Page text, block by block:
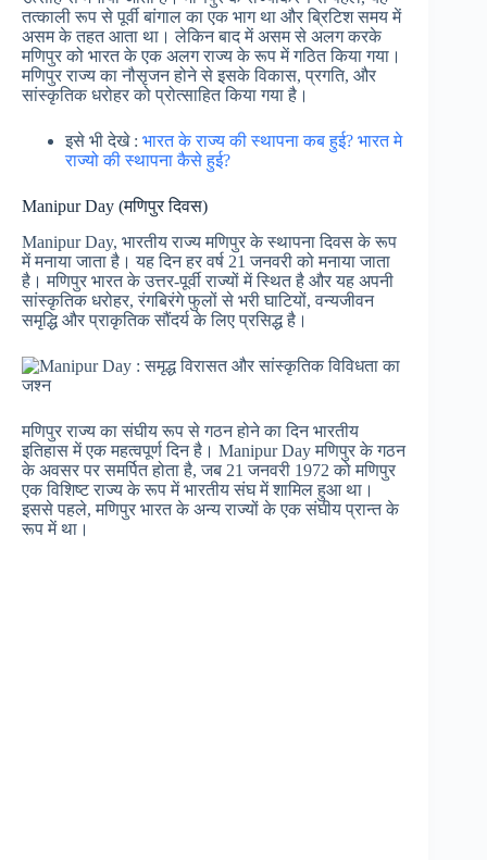
तत्काली रूप से पूर्वी बांगाल का एक भाग था और ब्रिटिश समय में
असम के तहत आता था। लेकिन बाद में असम से अलग करके
मणिपुर को भारत के एक अलग राज्य के रूप में गठित किया गया।
मणिपुर राज्य का नौसृजन होने से इसके विकास, प्रगति, और
सांस्कृतिक धरोहर को प्रोत्साहित किया गया है।
इसे भी देखे : भारत के राज्य की स्थापना कब हुई? भारत मे
राज्यो की स्थापना कैसे हुई?
Manipur Day (मणिपुर दिवस)
Manipur Day, भारतीय राज्य मणिपुर के स्थापना दिवस के रूप
में मनाया जाता है। यह दिन हर वर्ष 21 जनवरी को मनाया जाता
है। मणिपुर भारत के उत्तर-पूर्वी राज्यों में स्थित है और यह अपनी
सांस्कृतिक धरोहर, रंगबिरंगे फुलों से भरी घाटियों, वन्यजीवन
समृद्धि और प्राकृतिक सौंदर्य के लिए प्रसिद्ध है।
मणिपुर राज्य का संघीय रूप से गठन होने का दिन भारतीय
इतिहास में एक महत्वपूर्ण दिन है। Manipur Day मणिपुर के गठन
के अवसर पर समर्पित होता है, जब 21 जनवरी 1972 को मणिपुर
एक विशिष्ट राज्य के रूप में भारतीय संघ में शामिल हुआ था।
इससे पहले, मणिपुर भारत के अन्य राज्यों के एक संघीय प्रान्त के
रूप में था।